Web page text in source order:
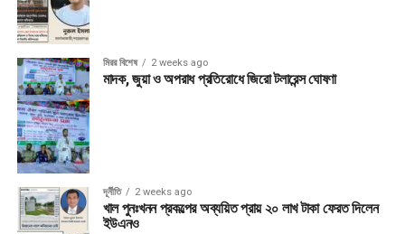
মিরর বিশেষ 2 weeks ago
মাদক, জুয়া ও অপরাধ প্রতিরোধে জিরো টলারেন্স ঘোষণা
দূর্নীতি 2 weeks ago
খাল পুনঃখনন প্রকল্পের অব্যয়িত প্রায় ২০ লাখ টাকা ফেরত দিলেন
ইউএনও